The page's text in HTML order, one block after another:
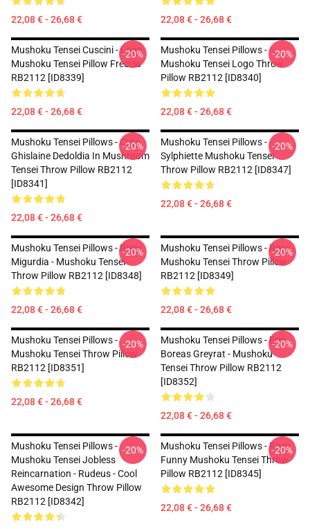
22,08 € - 26,68 € 22,08 € - 26,68 €
Mushoku Tensei Cuscini - Logo
Mushoku Tensei Pillow Freccia
RB2112 [ID8339]
22,08 € - 26,68 €
-20%
Mushoku Tensei Pillows -
Mushoku Tensei Logo Throw
Pillow RB2112 [ID8340]
22,08 € - 26,68 €
-20%
Mushoku Tensei Pillows - Cute
Ghislaine Dedoldia In Mushroom
Tensei Throw Pillow RB2112
[ID8341]
22,08 € - 26,68 €
-20%
Mushoku Tensei Pillows -
Sylphiette Mushoku Tensei
Throw Pillow RB2112 [ID8347]
22,08 € - 26,68 €
-20%
Mushoku Tensei Pillows - Roxy
Migurdia - Mushoku Tensei
Throw Pillow RB2112 [ID8348]
22,08 € - 26,68 €
-20%
Mushoku Tensei Pillows - Roxy -
Mushoku Tensei Throw Pillow
RB2112 [ID8349]
22,08 € - 26,68 €
-20%
Mushoku Tensei Pillows -
Mushoku Tensei Throw Pillow
RB2112 [ID8351]
22,08 € - 26,68 €
-20%
Mushoku Tensei Pillows - Eris
Boreas Greyrat - Mushoku
Tensei Throw Pillow RB2112
[ID8352]
22,08 € - 26,68 €
-20%
Mushoku Tensei Pillows -
Mushoku Tensei Jobless
Reincarnation - Rudeus - Cool
Awesome Design Throw Pillow
RB2112 [ID8342]
-20%
Mushoku Tensei Pillows - Roxy
Funny Mushoku Tensei Throw
Pillow RB2112 [ID8345]
22,08 € - 26,68 €
-20%